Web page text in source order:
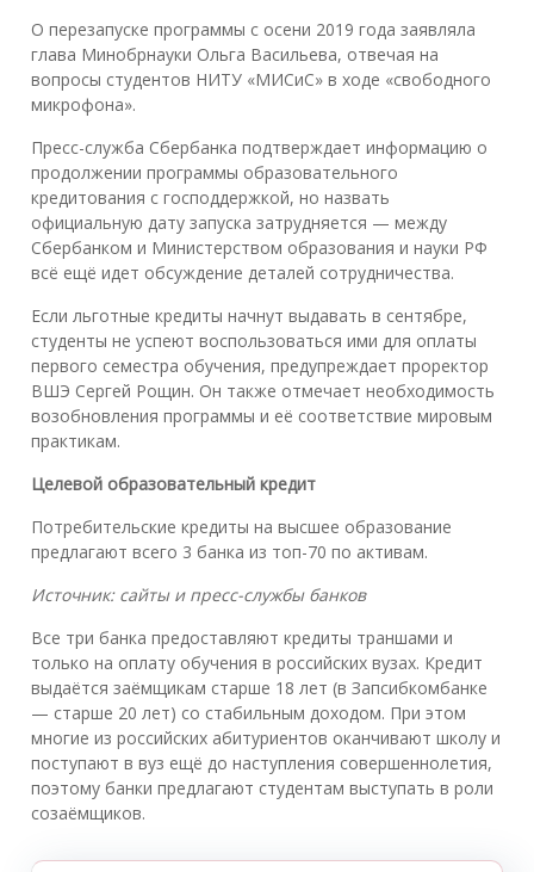
О перезапуске программы с осени 2019 года заявляла
глава Минобрнауки Ольга Васильева, отвечая на
вопросы студентов НИТУ «МИСиС» в ходе «свободного
микрофона».
Пресс-служба Сбербанка подтверждает информацию о
продолжении программы образовательного
кредитования с господдержкой, но назвать
официальную дату запуска затрудняется — между
Сбербанком и Министерством образования и науки РФ
всё ещё идет обсуждение деталей сотрудничества.
Если льготные кредиты начнут выдавать в сентябре,
студенты не успеют воспользоваться ими для оплаты
первого семестра обучения, предупреждает проректор
ВШЭ Сергей Рощин. Он также отмечает необходимость
возобновления программы и её соответствие мировым
практикам.
Целевой образовательный кредит
Потребительские кредиты на высшее образование
предлагают всего 3 банка из топ-70 по активам.
Источник: сайты и пресс-службы банков
Все три банка предоставляют кредиты траншами и
только на оплату обучения в российских вузах. Кредит
выдаётся заёмщикам старше 18 лет (в Запсибкомбанке
— старше 20 лет) со стабильным доходом. При этом
многие из российских абитуриентов оканчивают школу и
поступают в вуз ещё до наступления совершеннолетия,
поэтому банки предлагают студентам выступать в роли
созаёмщиков.